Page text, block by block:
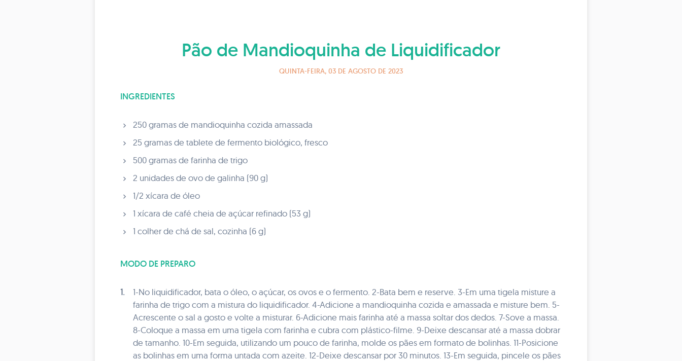
Pão de Mandioquinha de Liquidificador
QUINTA-FEIRA, 03 DE AGOSTO DE 2023
INGREDIENTES
250 gramas de mandioquinha cozida amassada
25 gramas de tablete de fermento biológico, fresco
500 gramas de farinha de trigo
2 unidades de ovo de galinha (90 g)
1/2 xícara de óleo
1 xícara de café cheia de açúcar refinado (53 g)
1 colher de chá de sal, cozinha (6 g)
MODO DE PREPARO
1.
1-No liquidificador, bata o óleo, o açúcar, os ovos e o fermento. 2-Bata bem e reserve. 3-Em uma tigela misture a
farinha de trigo com a mistura do liquidificador. 4-Adicione a mandioquinha cozida e amassada e misture bem. 5-
Acrescente o sal a gosto e volte a misturar. 6-Adicione mais farinha até a massa soltar dos dedos. 7-Sove a massa.
8-Coloque a massa em uma tigela com farinha e cubra com plástico-filme. 9-Deixe descansar até a massa dobrar
de tamanho. 10-Em seguida, utilizando um pouco de farinha, molde os pães em formato de bolinhas. 11-Posicione
as bolinhas em uma forma untada com azeite. 12-Deixe descansar por 30 minutos. 13-Em seguida, pincele os pães